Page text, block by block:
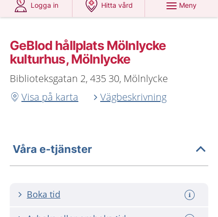
Logga in
Hitta vård
Meny
GeBlod hållplats Mölnlycke
kulturhus, Mölnlycke
Biblioteksgatan 2, 435 30, Mölnlycke
Visa på karta
Vägbeskrivning
Våra e-tjänster
Boka tid